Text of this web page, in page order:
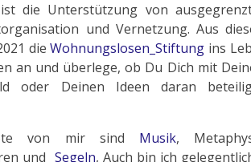
die Unterstützung von
und Vernetzung. Aus
dieWohnungslosen_Stiftung ins
an und überlege, ob Du Dich mit
oder Deinen Ideen daran
von mir sind Musik,
und Segeln, Auch bin ich